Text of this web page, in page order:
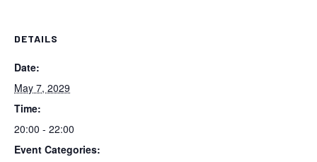
DETAILS
Date:
May 7, 2029
Time:
20:00 - 22:00
Event Categories: